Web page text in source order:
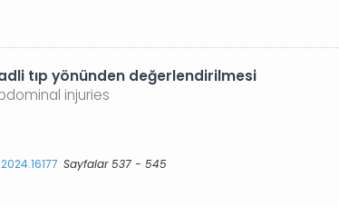
tıp yönünden değerlendirilmesi
injuries
Sayfalar 537 - 545